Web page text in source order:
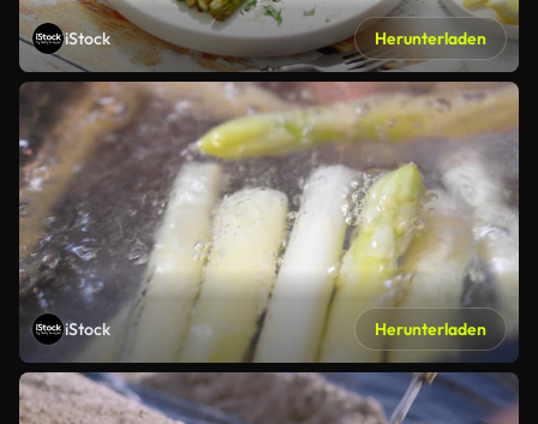
iStock Herunterladen
iStock Herunterladen